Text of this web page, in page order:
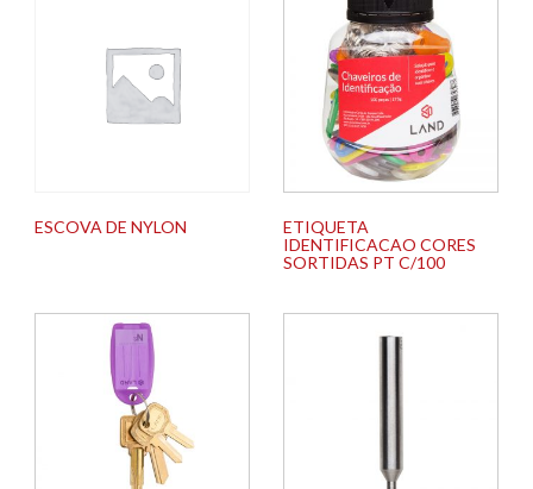
ESCOVA DE NYLON
ETIQUETA
IDENTIFICACAO CORES
SORTIDAS PT C/100